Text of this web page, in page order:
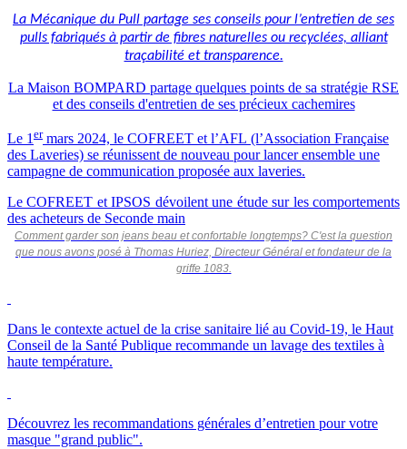
La Mécanique du Pull partage ses conseils pour l’entretien de ses
pulls fabriqués à partir de fibres naturelles ou recyclées, alliant
traçabilité et transparence.
La Maison BOMPARD partage quelques points de sa stratégie RSE
et des conseils d'entretien de ses précieux cachemires
Le 1 ermars 2024, le COFREET et l’AFL (l’Association Française
des Laveries) se réunissent de nouveau pour lancer ensemble une
campagne de communication proposée aux laveries.
Le COFREET et IPSOS dévoilent une étude sur les comportements
des acheteurs de Seconde main
Comment garder son jeans beau et confortable longtemps? C'est la question
que nous avons posé à Thomas Huriez, Directeur Général et fondateur de la
griffe 1083.
Dans le contexte actuel de la crise sanitaire lié au Covid-19, le Haut
Conseil de la Santé Publique recommande un lavage des textiles à
haute température.
Découvrez les recommandations générales d’entretien pour votre
masque "grand public".